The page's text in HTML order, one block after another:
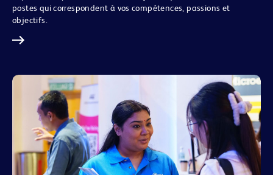
postes qui correspondent à vos compétences, passions et
objectifs.